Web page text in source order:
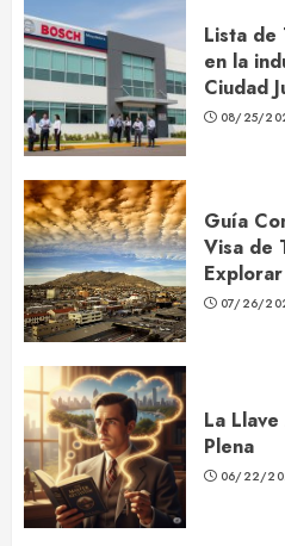
Lista de
en la
Ciudad
08/25/
Guía
Visa de
07/26/
La
Plena
06/22/